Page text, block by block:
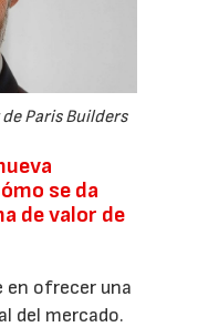
Paris Builders
se da
de valor de
ofrecer una
del mercado.